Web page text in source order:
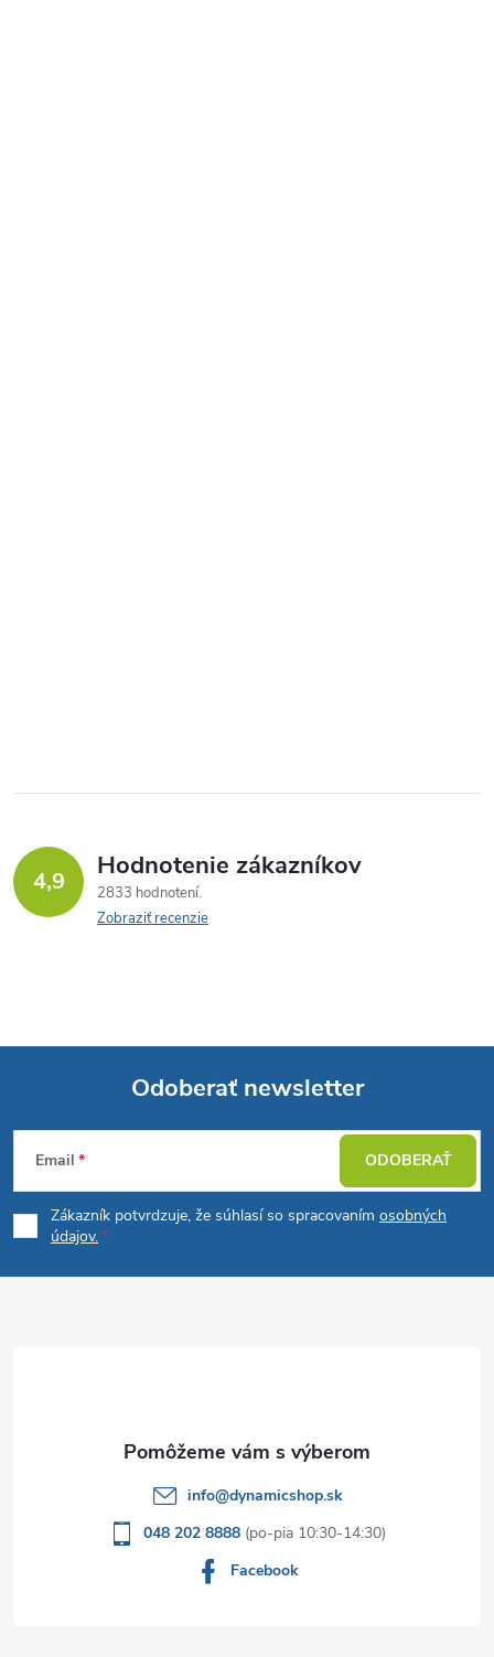
4,9 Hodnotenie zákazníkov
2833 hodnotení
Zobraziť recenzie
Z
á
p
Odoberať newsletter
Email
Zákazník potvrdzuje, že súhlasí so spracovaním osobných
údajov.
ODOBERAŤ
info@dynamicshop.sk
048 202 8888
Facebook